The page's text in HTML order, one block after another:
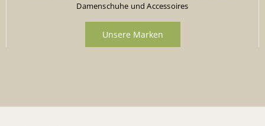
Damenschuhe und Accessoires
Unsere Marken